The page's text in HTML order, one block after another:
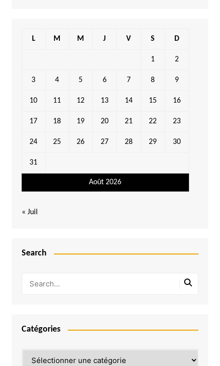
Août 2026
L M M J V S D
1 2
3 4 5 6 7 8 9
10 11 12 13 14 15 16
17 18 19 20 21 22 23
24 25 26 27 28 29 30
31
« Juil
Search
Catégories